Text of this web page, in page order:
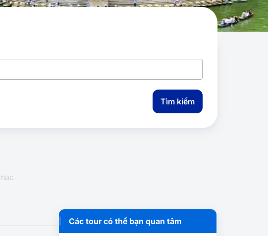
Tìm kiếm
Các tour có thể bạn quan tâm